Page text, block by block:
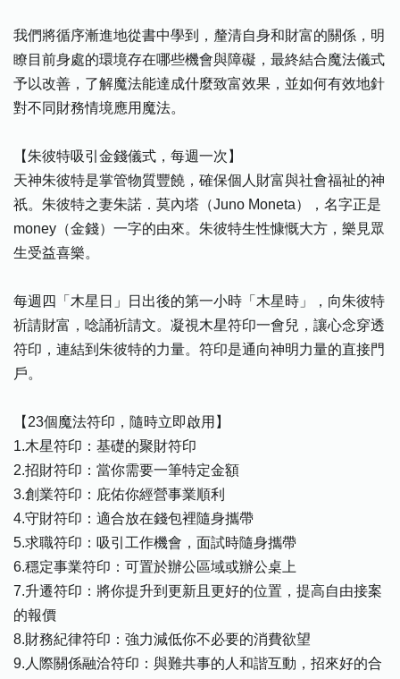
我們將循序漸進地從書中學到，釐清自身和財富的關係，明
瞭目前身處的環境存在哪些機會與障礙，最終結合魔法儀式
予以改善，了解魔法能達成什麼致富效果，並如何有效地針
對不同財務情境應用魔法。
【朱彼特吸引金錢儀式，每週一次】
天神朱彼特是掌管物質豐饒，確保個人財富與社會福祉的神
祇。朱彼特之妻朱諾．莫內塔（Juno Moneta），名字正是
money（金錢）一字的由來。朱彼特生性慷慨大方，樂見眾
生受益喜樂。
每週四「木星日」日出後的第一小時「木星時」，向朱彼特
祈請財富，唸誦祈請文。凝視木星符印一會兒，讓心念穿透
符印，連結到朱彼特的力量。符印是通向神明力量的直接門
戶。
【23個魔法符印，隨時立即啟用】
1.木星符印：基礎的聚財符印
2.招財符印：當你需要一筆特定金額
3.創業符印：庇佑你經營事業順利
4.守財符印：適合放在錢包裡隨身攜帶
5.求職符印：吸引工作機會，面試時隨身攜帶
6.穩定事業符印：可置於辦公區域或辦公桌上
7.升遷符印：將你提升到更新且更好的位置，提高自由接案
的報價
8.財務紀律符印：強力減低你不必要的消費欲望
9.人際關係融洽符印：與難共事的人和諧互動，招來好的合